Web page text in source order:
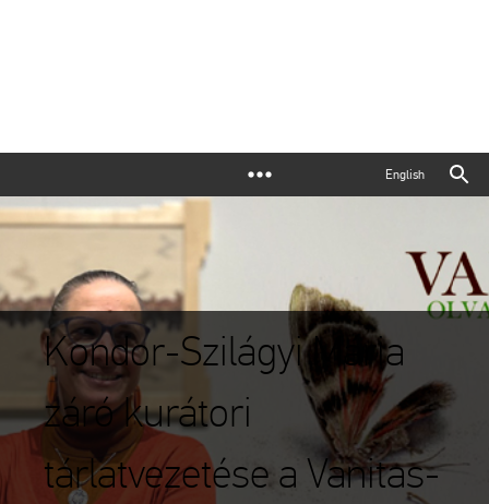
English
Kondor-Szilágyi Mária
záró kurátori
tárlatvezetése a Vanitas-